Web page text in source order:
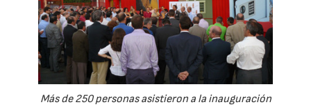
Más de 250 personas asistieron a la inauguración